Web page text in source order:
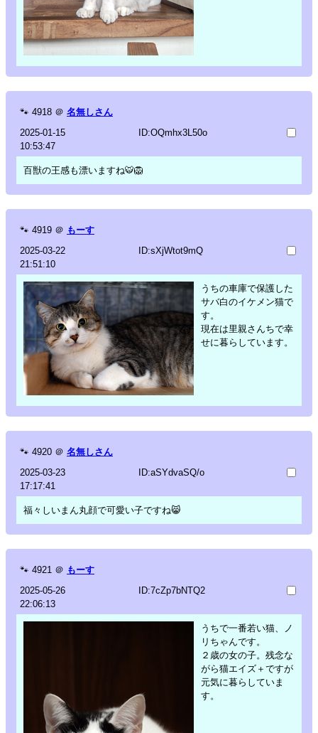
🐾 4918 ＠ 名無しさん
2025-01-15
10:53:47
ID:OQmhx3L50o
百獣の王感も漂いますね🐯🦁
🐾 4919 ＠ もーす
2025-03-22
21:51:10
ID:sXjWtot9mQ
うちの車庫で保護した
サバ白のイケメン猫で
す。
現在は里親さんちで幸
せに暮らしています。
🐾 4920 ＠ 名無しさん
2025-03-23
17:17:41
ID:aSYdvaSQ/o
福々しいまん丸顔で可愛い子ですね😸
🐾 4921 ＠ もーす
2025-05-26
22:06:13
ID:7cZp7bNTQ2
うちで一番若い猫、ノ
リちゃんです。
２歳の女の子。残念な
がら猫エイズ＋ですが
元気に暮らしていま
す。